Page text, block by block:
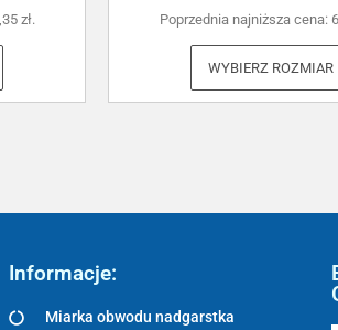
zł. Poprzednia najniższa cena:
WYBIERZ ROZMIAR
Informacje:
Miarka obwodu nadgarstka